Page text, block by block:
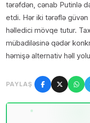
tərəfdən, cənab Putinlə
etdi. Hər iki tərəflə
həlledici mövqe tutur.
mübadiləsinə qədər
həmişə alternativ həll
PAYLAŞ